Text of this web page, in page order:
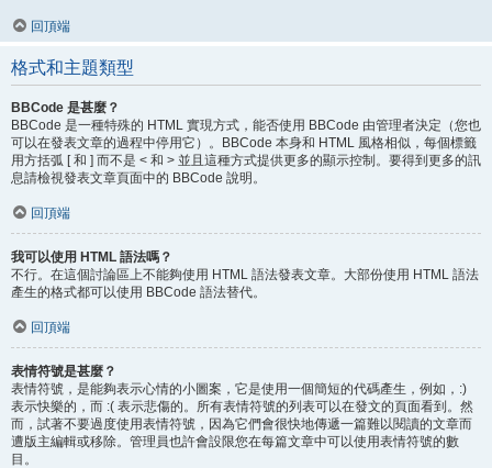
回頂端
格式和主題類型
BBCode 是甚麼？
BBCode 是一種特殊的 HTML 實現方式，能否使用 BBCode 由管理者決定（您也
可以在發表文章的過程中停用它）。BBCode 本身和 HTML 風格相似，每個標籤
用方括弧 [ 和 ] 而不是 < 和 > 並且這種方式提供更多的顯示控制。要得到更多的訊
息請檢視發表文章頁面中的 BBCode 說明。
回頂端
我可以使用 HTML 語法嗎？
不行。在這個討論區上不能夠使用 HTML 語法發表文章。大部份使用 HTML 語法
產生的格式都可以使用 BBCode 語法替代。
回頂端
表情符號是甚麼？
表情符號，是能夠表示心情的小圖案，它是使用一個簡短的代碼產生，例如，:)
表示快樂的，而 :( 表示悲傷的。所有表情符號的列表可以在發文的頁面看到。然
而，試著不要過度使用表情符號，因為它們會很快地傳遞一篇難以閱讀的文章而
遭版主編輯或移除。管理員也許會設限您在每篇文章中可以使用表情符號的數
目。